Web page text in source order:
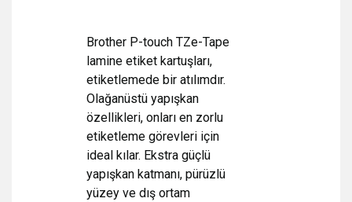
Brother P-touch TZe-Tape
lamine etiket kartuşları,
etiketlemede bir atılımdır.
Olağanüstü yapışkan
özellikleri, onları en zorlu
etiketleme görevleri için
ideal kılar. Ekstra güçlü
yapışkan katmanı, pürüzlü
yüzey ve dış ortam